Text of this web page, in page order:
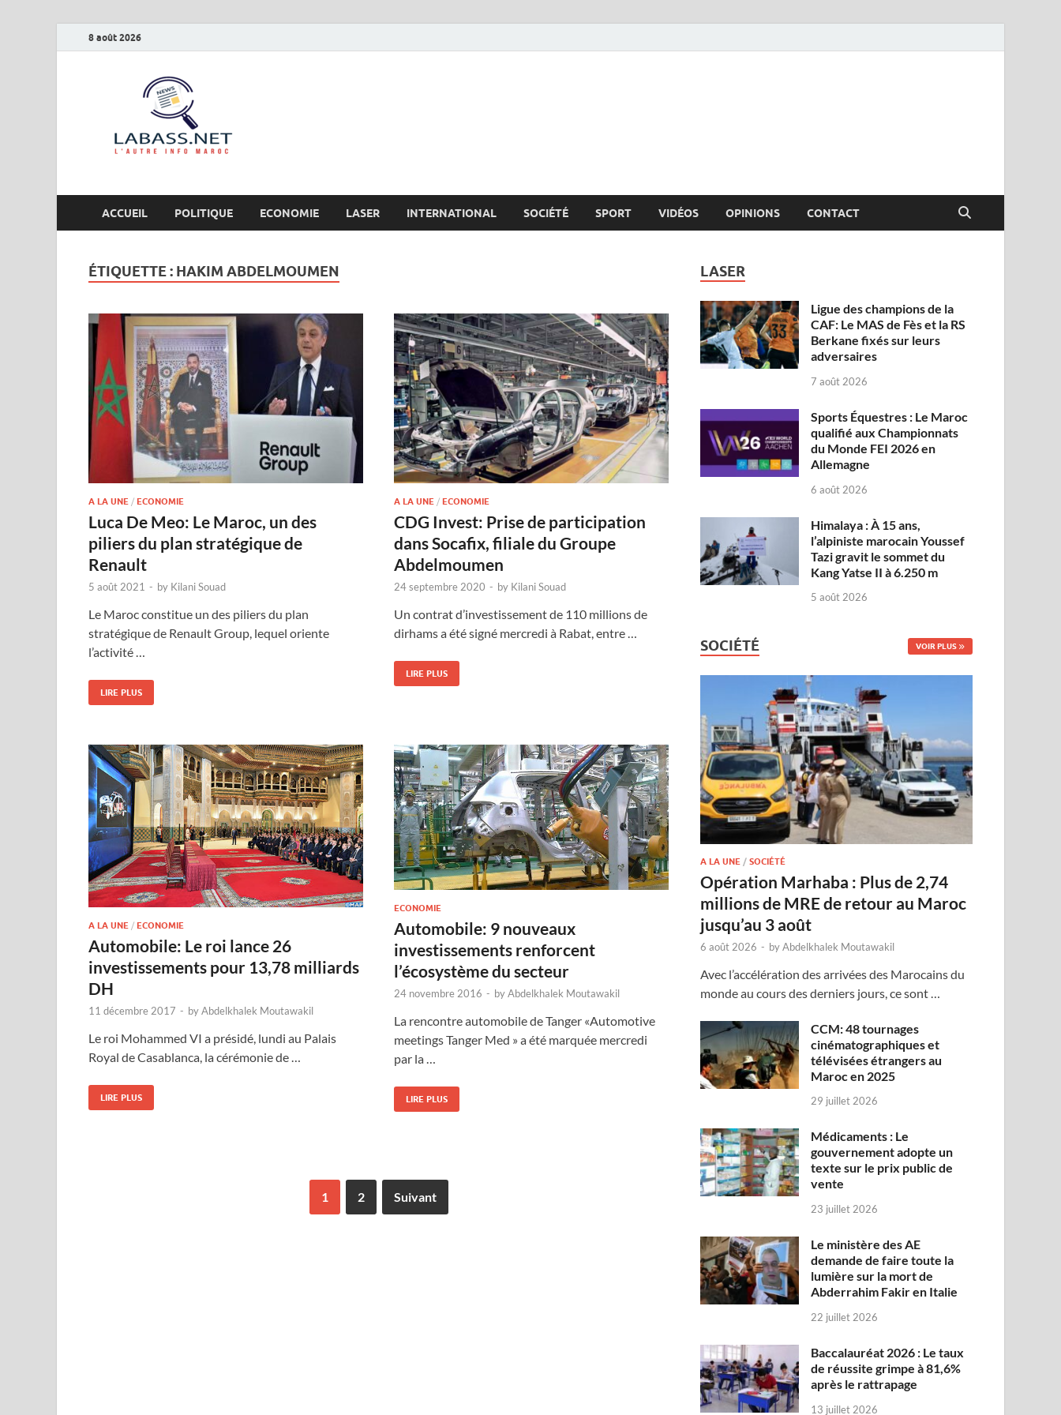
8 août 2026
ACCUEIL POLITIQUE ECONOMIE LASER INTERNATIONAL SOCIÉTÉ SPORT VIDÉOS OPINIONS CONTACT
ÉTIQUETTE : HAKIM ABDELMOUMEN
A LA UNE / ECONOMIE
Luca De Meo: Le Maroc, un des
piliers du plan stratégique de
Renault
5 août 2021 - by Kilani Souad
Le Maroc constitue un des piliers du plan
stratégique de Renault Group, lequel oriente
l’activité …
LIRE PLUS
A LA UNE / ECONOMIE
CDG Invest: Prise de participation
dans Socafix, filiale du Groupe
Abdelmoumen
24 septembre 2020 - by Kilani Souad
Un contrat d’investissement de 110 millions de
dirhams a été signé mercredi à Rabat, entre …
LIRE PLUS
A LA UNE / ECONOMIE
Automobile: Le roi lance 26
investissements pour 13,78 milliards
DH
11 décembre 2017 - byAbdelkhalek Moutawakil
Le roi Mohammed VI a présidé, lundi au Palais
Royal de Casablanca, la cérémonie de …
LIRE PLUS
ECONOMIE
Automobile: 9 nouveaux
investissements renforcent
l’écosystème du secteur
24 novembre 2016 - byAbdelkhalek Moutawakil
La rencontre automobile de Tanger «Automotive
meetings Tanger Med » a été marquée mercredi
par la …
LIRE PLUS
1 2 Suivant
LASER
Ligue des champions de la
CAF: Le MAS de Fès et la RS
Berkane fixés sur leurs
adversaires
7 août 2026
Sports Équestres : Le Maroc
qualifié aux Championnats
du Monde FEI 2026 en
Allemagne
6 août 2026
Himalaya : À 15 ans,
l’alpiniste marocain Youssef
Tazi gravit le sommet du
Kang Yatse II à 6.250 m
5 août 2026
SOCIÉTÉ VOIR PLUS
A LA UNE /SOCIÉTÉ
Opération Marhaba : Plus de 2,74
millions de MRE de retour au Maroc
jusqu’au 3 août
6 août 2026 - byAbdelkhalek Moutawakil
Avec l’accélération des arrivées des Marocains du
monde au cours des derniers jours, ce sont …
CCM: 48 tournages
cinématographiques et
télévisées étrangers au
Maroc en 2025
29 juillet 2026
Médicaments : Le
gouvernement adopte un
texte sur le prix public de
vente
23 juillet 2026
Le ministère des AE
demande de faire toute la
lumière sur la mort de
Abderrahim Fakir en Italie
22 juillet 2026
Baccalauréat 2026 : Le taux
de réussite grimpe à 81,6%
après le rattrapage
13 juillet 2026